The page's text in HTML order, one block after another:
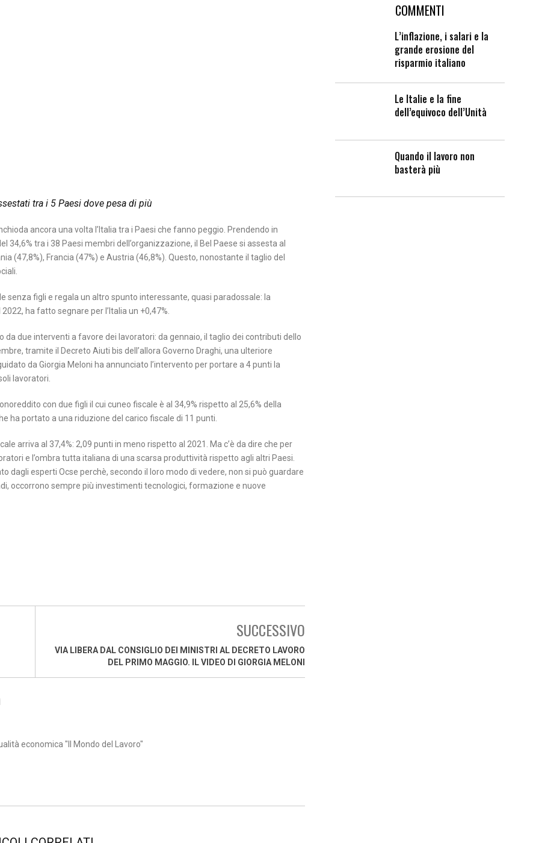
tra i 5 Paesi dove pesa di più
ancora una volta l’Italia tra i Paesi che fanno peggio. Prendendo in
tra i 38 Paesi membri dell’organizzazione, il Bel Paese si assesta al
(47,8%), Francia (47%) e Austria (46,8%). Questo, nonostante il taglio del
senza figli e regala un altro spunto interessante, quasi paradossale: la
ha fatto segnare per l’Italia un +0,47%.
due interventi a favore dei lavoratori: da gennaio, il taglio dei contributi dello
tramite il Decreto Aiuti bis dell’allora Governo Draghi, una ulteriore
da Giorgia Meloni ha annunciato l’intervento per portare a 4 punti la
lavoratori.
con due figli il cui cuneo fiscale è al 34,9% rispetto al 25,6% della
ha portato a una riduzione del carico fiscale di 11 punti.
arriva al 37,4%: 2,09 punti in meno rispetto al 2021. Ma c’è da dire che per
e l’ombra tutta italiana di una scarsa produttività rispetto agli altri Paesi.
dagli esperti Ocse perchè, secondo il loro modo di vedere, non si può guardare
occorrono sempre più investimenti tecnologici, formazione e nuove
SUCCESSIVO
VIA LIBERA DAL CONSIGLIO DEI MINISTRI AL DECRETO LAVORO
DEL PRIMO MAGGIO. IL VIDEO DI GIORGIA MELONI
economica "Il Mondo del Lavoro"
COMMENTI
L’inflazione, i salari e la
grande erosione del
risparmio italiano
Le Italie e la fine
dell’equivoco dell’Unità
Quando il lavoro non
basterà più